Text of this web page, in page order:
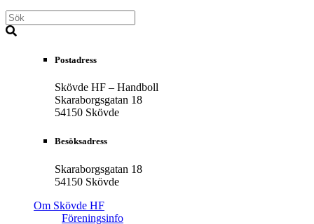
Postadress
Skövde HF – Handboll
Skaraborgsgatan 18
54150 Skövde
Besöksadress
Skaraborgsgatan 18
54150 Skövde
Om Skövde HF
Föreningsinfo